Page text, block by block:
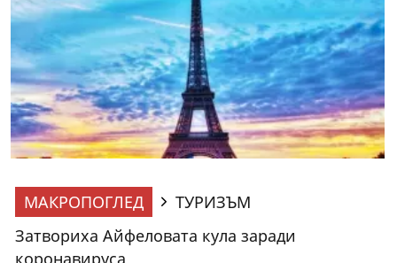
МАКРОПОГЛЕД
ТУРИЗЪМ
Затвориха Айфеловата кула заради
коронавируса